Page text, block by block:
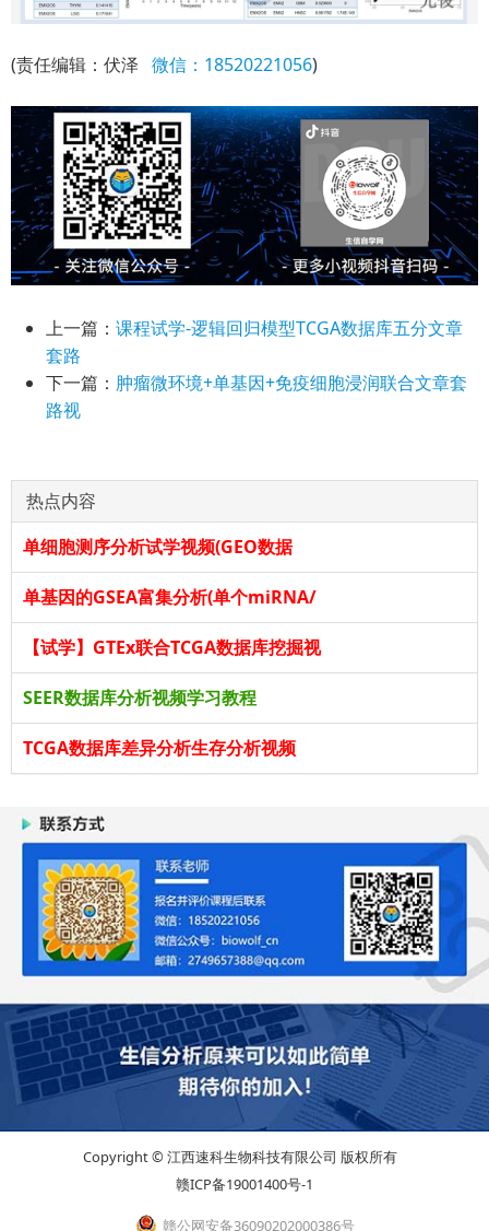
(责任编辑：伏泽 微信：18520221056)
上一篇： 课程试学-逻辑回归模型TCGA数据库五分文章
套路
下一篇： 肿瘤微环境+单基因+免疫细胞浸润联合文章套
路视
热点内容
单细胞测序分析试学视频(GEO数据
单基因的GSEA富集分析(单个miRNA/
【试学】GTEx联合TCGA数据库挖掘视
SEER数据库分析视频学习教程
TCGA数据库差异分析生存分析视频
Copyright © 江西速科生物科技有限公司 版权所有
赣ICP备19001400号-1
赣公网安备36090202000386号